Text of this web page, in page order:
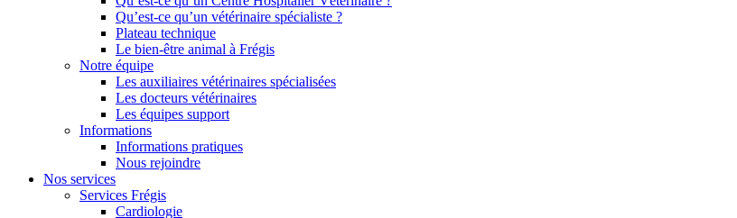
Qu’est-ce qu’un vétérinaire spécialiste ?
Plateau technique
Le bien-être animal à Frégis
Notre équipe
Les auxiliaires vétérinaires spécialisées
Les docteurs vétérinaires
Les équipes support
Informations
Informations pratiques
Nous rejoindre
Nos services
Services Frégis
Cardiologie